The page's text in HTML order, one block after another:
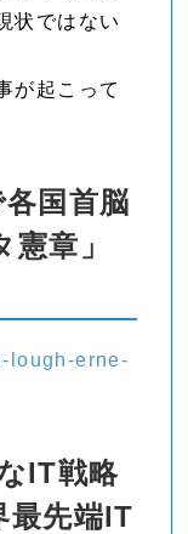
状ではない
が起こって
国首脳
章」
lough-erne-
IT戦略
最先端IT